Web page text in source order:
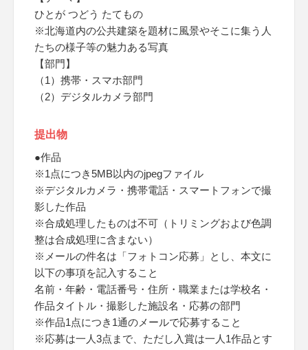
ひとが つどう たてもの
※北海道内の公共建築を題材に風景やそこに集う人
たちの様子等の魅力ある写真
【部門】
（1）携帯・スマホ部門
（2）デジタルカメラ部門
提出物
●作品
※1点につき5MB以内のjpegファイル
※デジタルカメラ・携帯電話・スマートフォンで撮
影した作品
※合成処理したものは不可（トリミングおよび色調
整は合成処理に含まない）
※メールの件名は「フォトコン応募」とし、本文に
以下の事項を記入すること
名前・年齢・電話番号・住所・職業または学校名・
作品タイトル・撮影した施設名・応募の部門
※作品1点につき1通のメールで応募すること
※応募は一人3点まで、ただし入賞は一人1作品とす